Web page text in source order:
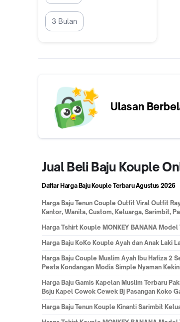
3 Bulan
Ulasan
Jual Beli Baju Kouple
Daftar Harga Baju Kouple TerbaruAgustus 2026
Harga Baju Tenun Couple Outfit Viral Outfit
Kantor, Wanita, Custom, Keluarga, Sarimbit,
Harga Tshirt Kouple MONKEY BANANA
Harga Baju KoKo Kouple Ayah dan Anak Laki
Harga Baju Couple Muslim Ayah Ibu Hafiza 2
Pesta Kondangan Modis Simple Nyaman
Harga Baju Gamis Kapelan Muslim Terbaru
Bsju Kapel Cowok Cewek Bj Pasangan Koko
Harga Baju Tenun Kouple Kinanti Sarimbit